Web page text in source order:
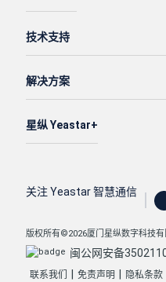
技术支持
解决方案
星纵 Yeastar
关注 Yeastar 智慧通信
版权所有©2026厦门星纵数字科技有
闽公网安备
联系我们 免责声明 隐私条款